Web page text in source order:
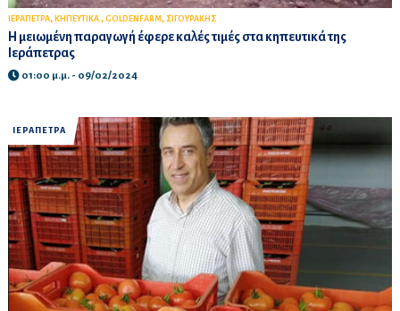
ΙΕΡΑΠΕΤΡΑ, ΚΗΠΕΥΤΙΚΑ , GOLDENFARM, ΣΙΓΟΥΡΑΚΗΣ
Η μειωμένη παραγωγή έφερε καλές τιμές στα κηπευτικά της
Ιεράπετρας
01:00 μ.μ. - 09/02/2024
ΙΕΡΑΠΕΤΡΑ